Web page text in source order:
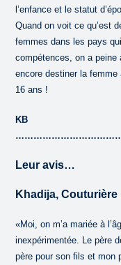
l’enfance et le statut
Quand on voit ce qu’est
femmes dans les pays
compétences, on a
encore destiner la femme
16 ans !
KB
Leur avis…
Khadija, Couturière
«Moi, on m’a mariée à
inexpérimentée. Le père
père pour son fils et mon